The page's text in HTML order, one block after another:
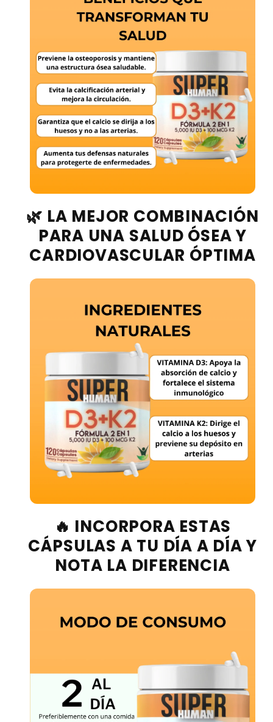
🌿 LA MEJOR COMBINACIÓN
PARA UNA SALUD ÓSEA Y
CARDIOVASCULAR ÓPTIMA
🔥 INCORPORA ESTAS
CÁPSULAS A TU DÍA A DÍA Y
NOTA LA DIFERENCIA